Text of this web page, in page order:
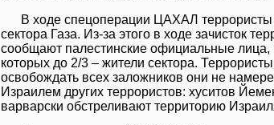
В ходе спецоперации ЦАХАЛ
сектора Газа. Из-за этого в ходе зачисток
сообщают палестинские официальные
которых до 2/3 – жители сектора.
освобождать всех заложников они не
Израилем других террористов: хуситов
варварски обстреливают территорию